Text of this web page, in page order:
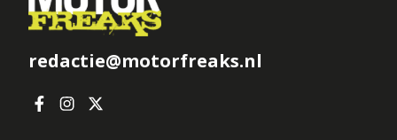
redactie@motorfreaks.nl